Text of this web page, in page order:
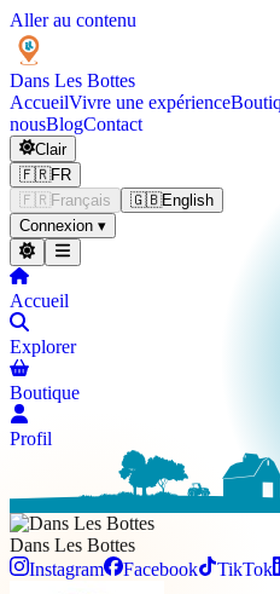
Aller au contenu
Dans Les Bottes
AccueilVivre une expérience
nousBlogContact
Clair
🇫🇷FR
🇫🇷 Français 🇬🇧English
Connexion ▾
Accueil
Explorer
Boutique
Profil
Dans Les Bottes
Instagram
Facebook TikTok